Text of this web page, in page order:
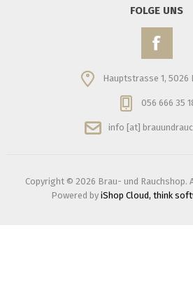
FOLGE UNS
Hauptstrasse 1, 5026
056 666 35
info [at]
Copyright © 2026 Brau- und Rauchshop.
Powered by iShop Cloud, think